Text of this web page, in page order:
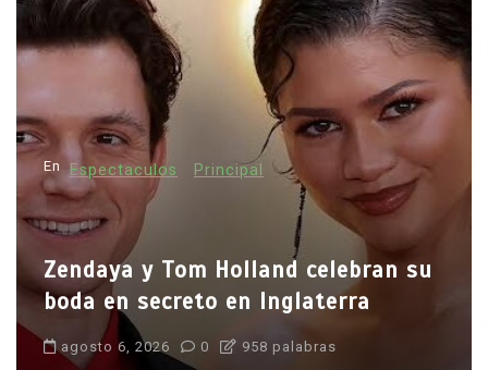
En Espectaculos Principal
Zendaya y Tom Holland celebran su
boda en secreto en Inglaterra
agosto 6, 2026 0 958 palabras